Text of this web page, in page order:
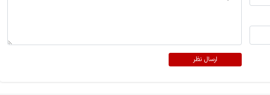
ارسال نظر